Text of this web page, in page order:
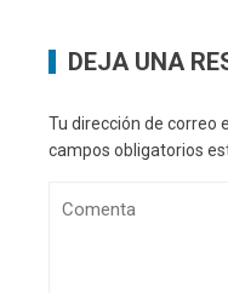
DEJA UNA
Tu dirección de correo
campos obligatorios